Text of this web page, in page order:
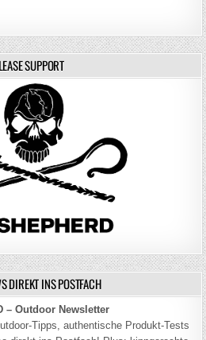
SUPPORT
DIREKT INS POSTFACH
– Outdoor Newsletter
Tipps, authentische Produkt-Tests